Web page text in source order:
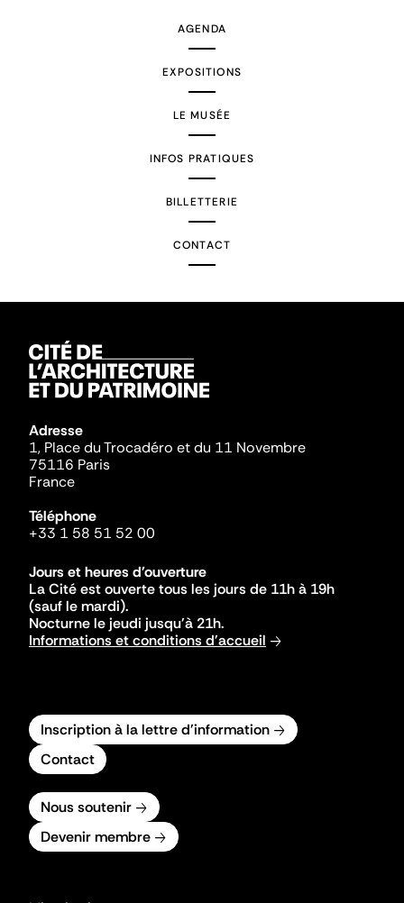
AGENDA
EXPOSITIONS
LE MUSÉE
INFOS PRATIQUES
BILLETTERIE
CONTACT
Adresse
1, Place du Trocadéro et du 11 Novembre
75116 Paris
France
Téléphone
+33 1 58 51 52 00
Jours et heures d'ouverture
La Cité est ouverte tous les jours de 11h à 19h
(sauf le mardi).
Nocturne le jeudi jusqu'à 21h.
Informations et conditions d'accueil
Inscription à la lettre d'information
Contact
Nous soutenir
Devenir membre